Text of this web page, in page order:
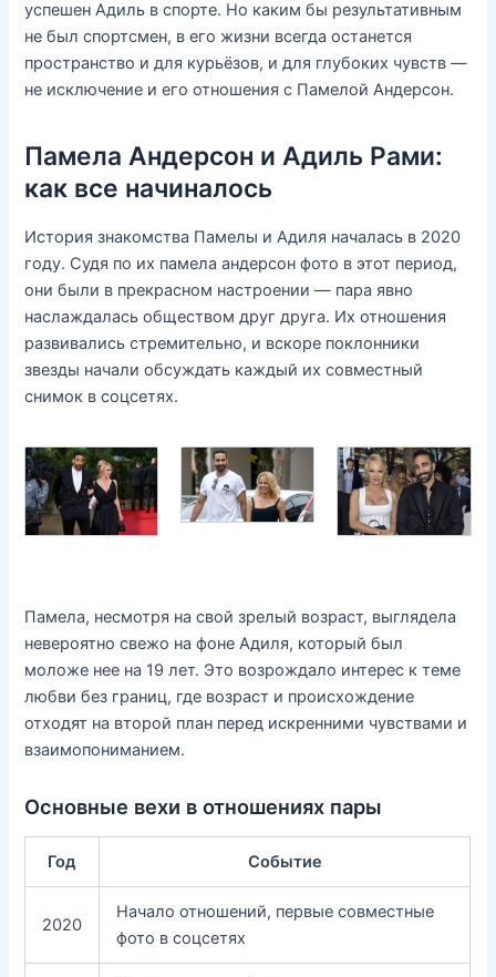
успешен Адиль в спорте. Но каким бы результативным
не был спортсмен, в его жизни всегда останется
пространство и для курьёзов, и для глубоких чувств —
не исключение и его отношения с Памелой Андерсон.
Памела Андерсон и Адиль Рами:
как все начиналось
История знакомства Памелы и Адиля началась в 2020
году. Судя по их памела андерсон фото в этот период,
они были в прекрасном настроении — пара явно
наслаждалась обществом друг друга. Их отношения
развивались стремительно, и вскоре поклонники
звезды начали обсуждать каждый их совместный
снимок в соцсетях.
Памела, несмотря на свой зрелый возраст, выглядела
невероятно свежо на фоне Адиля, который был
моложе нее на 19 лет. Это возрождало интерес к теме
любви без границ, где возраст и происхождение
отходят на второй план перед искренними чувствами и
взаимопониманием.
Основные вехи в отношениях пары
Год Событие
2020
Начало отношений, первые совместные
фото в соцсетях